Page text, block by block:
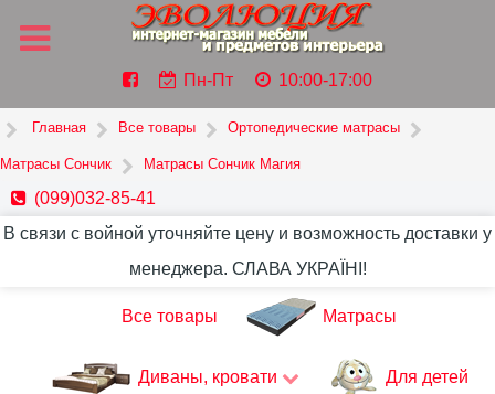
Пн-Пт 10:00-17:00
Главная Все товары Ортопедические матрасы
Матрасы Сончик Матрасы Сончик Магия
(099)032-85-41
В связи с войной уточняйте цену и возможность доставки у
менеджера. СЛАВА УКРАЇНІ!
Все товары Матрасы
Диваны, кровати Для детей